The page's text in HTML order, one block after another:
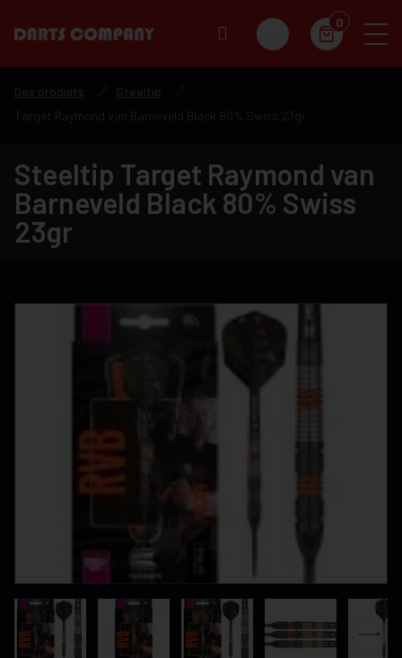
0
Des produits
Steeltip
Target Raymond van Barneveld Black 80% Swiss 23gr
Steeltip Target Raymond van
Barneveld Black 80% Swiss
23gr